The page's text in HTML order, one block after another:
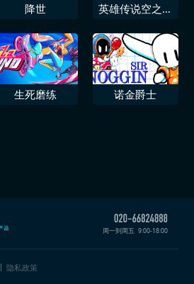
降世
英雄传说空之轨
套装2
生死磨练 诺金爵士
周一到周五 9:00-18:00
隐私政策